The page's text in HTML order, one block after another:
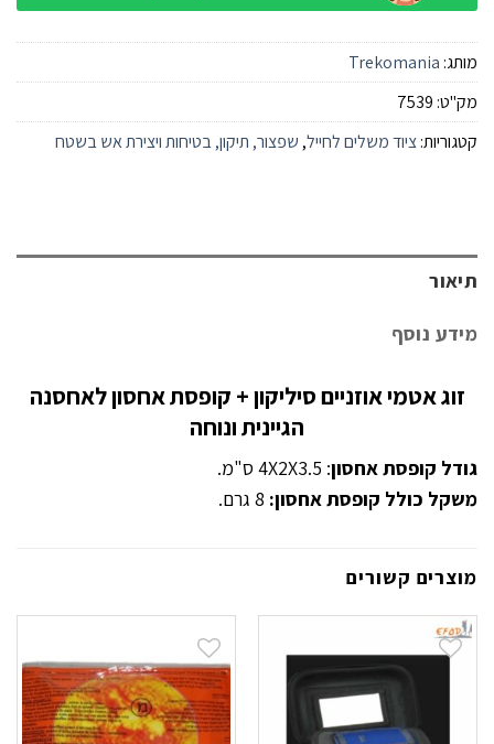
מותג: Trekomania
מק"ט: 7539
קטגוריות:ציוד משלים לחייל, שפצור, תיקון, בטיחות ויצירת אש בשטח
תיאור
מידע נוסף
זוג אטמי אוזניים סיליקון + קופסת אחסון לאחסנה
הגיינית ונוחה
גודל קופסת אחסון: 4X2X3.5 ס"מ.
משקל כולל קופסת אחסון:
מוצרים קשורים